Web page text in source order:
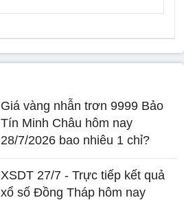
Giá vàng nhẫn trơn 9999 Bảo
Tín Minh Châu hôm nay
28/7/2026 bao nhiêu 1 chỉ?
XSDT 27/7 - Trực tiếp kết quả
xổ số Đồng Tháp hôm nay